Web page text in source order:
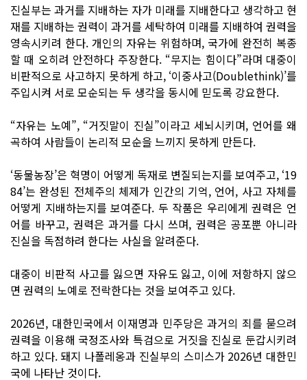
진실부는 과거를 지배하는 자가 미래를 지배한다고 생각하고 현
재를 지배하는 권력이 과거를 세탁하여 미래를 지배하여 권력을
영속시키려 한다. 개인의 자유는 위험하며, 국가에 완전히 복종
할 때 오히려 안전하다 주장한다. “무지는 힘이다”라며 대중이
비판적으로 사고하지 못하게 하고, ‘이중사고(Doublethink)’를
주입시켜 서로 모순되는 두 생각을 동시에 믿도록 강요한다.
“자유는 노예”, “거짓말이 진실”이라고 세뇌시키며, 언어를 왜
곡하여 사람들이 논리적 모순을 느끼지 못하게 만든다.
‘동물농장’은 혁명이 어떻게 독재로 변질되는지를 보여주고, ‘19
84’는 완성된 전체주의 체제가 인간의 기억, 언어, 사고 자체를
어떻게 지배하는지를 보여준다. 두 작품은 우리에게 권력은 언
어를 바꾸고, 권력은 과거를 다시 쓰며, 권력은 공포뿐 아니라
진실을 독점하려 한다는 사실을 알려준다.
대중이 비판적 사고를 잃으면 자유도 잃고, 이에 저항하지 않으
면 권력의 노예로 전락한다는 것을 보여주고 있다.
2026년, 대한민국에서 이재명과 민주당은 과거의 죄를 묻으려
권력을 이용해 국정조사와 특검으로 거짓을 진실로 둔갑시키려
하고 있다. 돼지 나폴레옹과 진실부의 스미스가 2026년 대한민
국에 나타난 것이다.